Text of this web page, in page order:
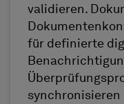
validieren.
für definierte
synchronisieren